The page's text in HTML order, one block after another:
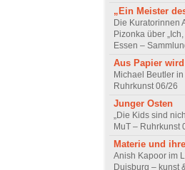
„Ein Meister
Die Kuratorinnen
Pizonka über
Essen –
Aus Papier
Michael Beutler
Ruhrkunst 06/26
Junger Osten
„Die Kids sind
MuT – Ruhrkunst
Materie und
Anish Kapoor im
Duisburg – kunst